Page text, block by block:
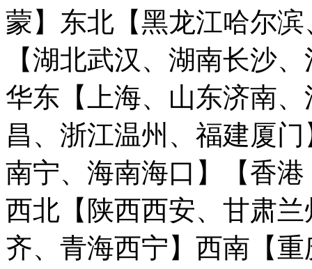
蒙】 东北【黑龙江哈尔
【湖北武汉、湖南长沙
华东【上海、山东济南
昌、浙江温州、福建厦门
南宁、海南海口】
【香
西北【陕西西安、甘肃
齐、青海西宁】 西南【